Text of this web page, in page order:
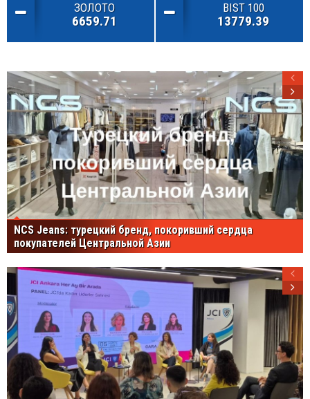
ЗОЛОТО
6659.71
BIST 100
13779.39
NCS Jeans: турецкий бренд, покоривший сердца
покупателей Центральной Азии